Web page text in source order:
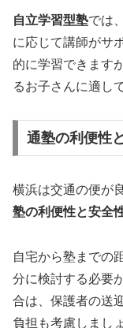
自立学習型塾では
に応じて講師がサ
的に学習できます
るお子さんに適し
通塾の利便性
横浜は交通の便が
塾の利便性と安全
自宅から塾までの
分に検討する必要
合は、保護者の送
負担も考慮しまし